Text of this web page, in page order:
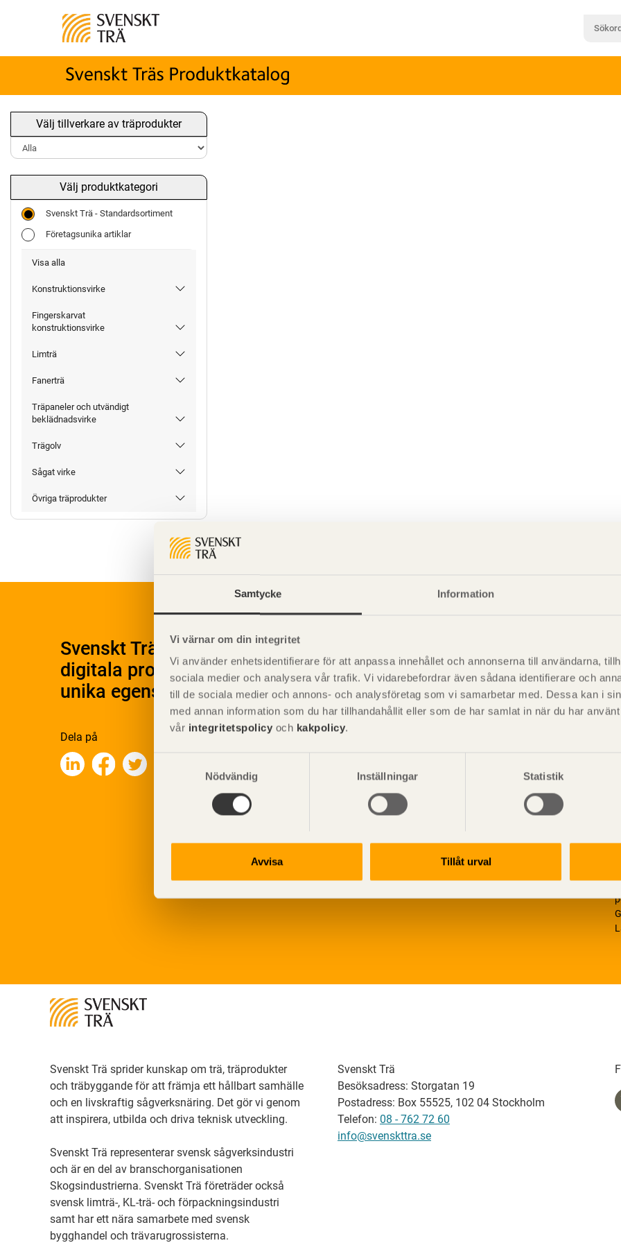
Samtycke Information
Vi värnar om din integritet
Vi använder enhetsidentifierare för att anpassa innehållet och annonserna till användarna,
sociala medier och analysera vår trafik. Vi vidarebefordrar även sådana identifierare och
till de sociala medier och annons- och analysföretag som vi samarbetar med. Dessa kan i
med annan information som du har tillhandahållit eller som de har samlat in när du har
vår integritetspolicy och kakpolicy.
Nödvändig
Inställningar Statistik
Avvisa Tillåt urval
Välj tillverkare av träprodukter
Välj produktkategori
Svenskt Trä - Standardsortiment
Företagsunika artiklar
Visa alla
Konstruktionsvirke
Fingerskarvat
konstruktionsvirke
Limträ
Fanerträ
Träpaneler och utvändigt
beklädnadsvirke
Trägolv
Sågat virke
Övriga träprodukter
Svenskt Träs Produktkatalog är svensk sågverksnärings
digitala produktkatalog för att beskriva träprodukter och deras
unika egenskaper.
Dela på
Svenskt Trä sprider kunskap om trä, träprodukter
och träbyggande för att främja ett hållbart samhälle
och en livskraftig sågverksnäring. Det gör vi genom
att inspirera, utbilda och driva teknisk utveckling.
Svenskt Trä representerar svensk sågverksindustri
och är en del av branschorganisationen
Skogsindustrierna. Svenskt Trä företräder också
svensk limträ-, KL-trä- och förpackningsindustri
samt har ett nära samarbete med svensk
bygghandel och trävarugrossisterna.
Svenskt Trä
Besöksadress: Storgatan 19
Postadress: Box 55525, 102 04 Stockholm
Telefon: 08 - 762 72 60
info@svenskttra.se